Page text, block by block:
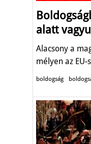
alatt
Alacsony a
mélyen az
boldogság